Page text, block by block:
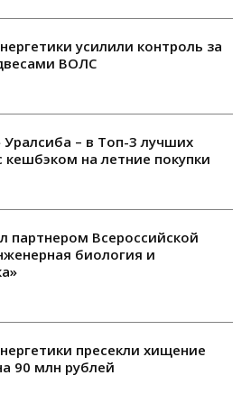
усилили контроль за
ВОЛС
– в Топ-3 лучших
кешбэком на летние покупки
партнером Всероссийской
биология и
пресекли хищение
90 млн рублей